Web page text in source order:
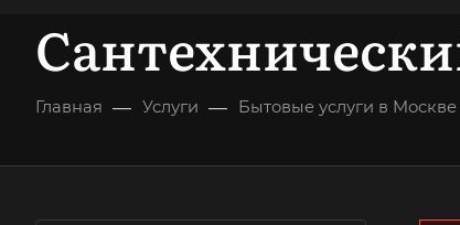
Главная — Услуги — Бытовые услуги в Москве